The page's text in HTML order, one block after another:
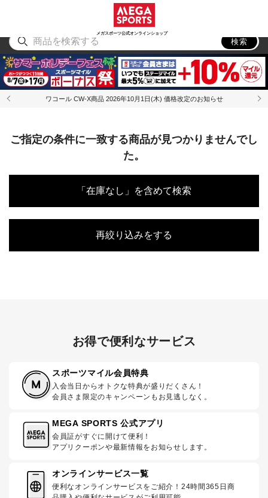
メガスポーツ公式オンラインショップ
アウトドア
検索
ワコール CW-X商品 2026年10月1日(木) 価格改定のお知らせ
ご指定の条件に一致する商品が見つかりませんでし
た。
「在庫なし」を含めて検索
再絞り込みをする
お得で便利なサービス
スポーツマイル会員特典
入会当日からオトクな特典が盛りだくさん！
会員さま限定のキャンペーンもお見逃しなく。
MEGA SPORTS 公式アプリ
会員証がすぐに開けて便利！
アプリクーポンや最新情報をお知らせします。
オンラインサービス一覧
便利なオンラインサービスをご紹介！24時間365日商